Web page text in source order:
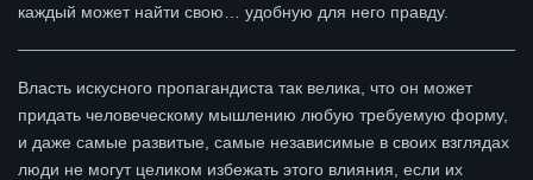
каждый может найти свою… удобную для него правду.
Власть искусного пропагандиста так велика, что он может
придать человеческому мышлению любую требуемую форму,
и даже самые развитые, самые независимые в своих взглядах
люди не могут целиком избежать этого влияния, если их